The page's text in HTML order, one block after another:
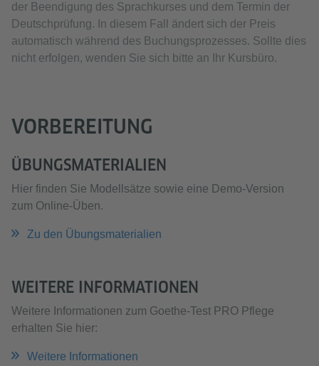
der Beendigung des Sprachkurses und dem Termin der
Deutschprüfung. In diesem Fall ändert sich der Preis
automatisch während des Buchungsprozesses. Sollte dies
nicht erfolgen, wenden Sie sich bitte an Ihr Kursbüro.
VORBEREITUNG
ÜBUNGSMATERIALIEN
Hier finden Sie Modellsätze sowie eine Demo-Version
zum Online-Üben.
Zu den Übungsmaterialien
WEITERE INFORMATIONEN
Weitere Informationen zum Goethe-Test PRO Pflege
erhalten Sie hier:
Weitere Informationen